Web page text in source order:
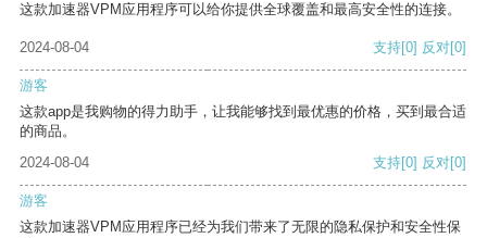
这款加速器VPM应用程序可以给你提供全球覆盖和最高安全性的连接。
2024-08-04 支持[0] 反对[0]
游客
这款app是我购物的得力助手，让我能够找到最优惠的价格，买到最合适
的商品。
2024-08-04
支持[0] 反对[0]
游客
这款加速器VPM应用程序已经为我们带来了无限的隐私保护和安全性保